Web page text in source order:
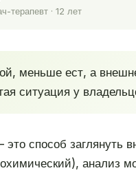
терапевт · 12 лет
меньше ест, а
ситуация у
способ заглянуть
анализ